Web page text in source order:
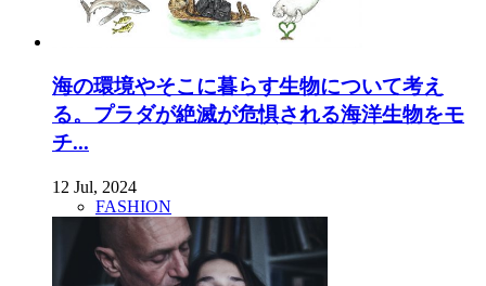
海の環境やそこに暮らす生物について考え
る。プラダが絶滅が危惧される海洋生物をモ
チ...
12 Jul, 2024
FASHION